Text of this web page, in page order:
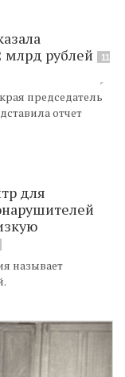
рублей
11
председатель
отчет
для
называет